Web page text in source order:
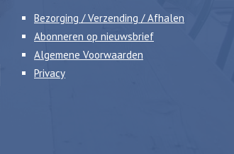
Bezorging / Verzending / Afhalen
Abonneren op nieuwsbrief
Algemene Voorwaarden
Privacy